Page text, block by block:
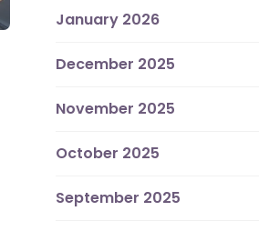
January 2026
December 2025
November 2025
October 2025
September 2025